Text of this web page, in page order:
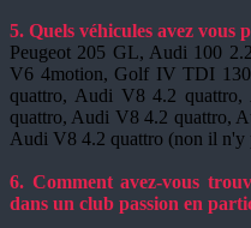
5. Quels véhicules avez vous
Peugeot 205 GL, Audi 100
V6 4motion, Golf IV TDI
quattro, Audi V8 4.2
quattro, Audi V8 4.2 quattro,
Audi V8 4.2 quattro (non il n'y
6. Comment avez-vous
dans un club passion en